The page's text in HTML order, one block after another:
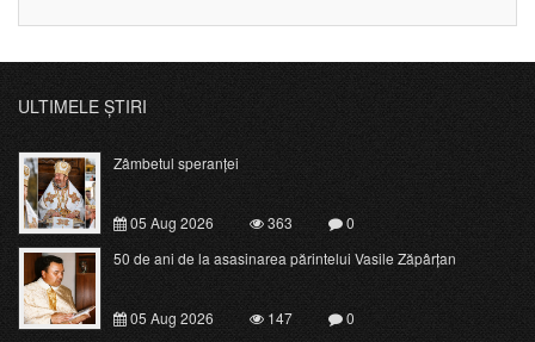
ULTIMELE ȘTIRI
Zâmbetul speranței
05 Aug 2026 363
0
50 de ani de la asasinarea părintelui Vasile Zăpârțan
05 Aug 2026 147
0